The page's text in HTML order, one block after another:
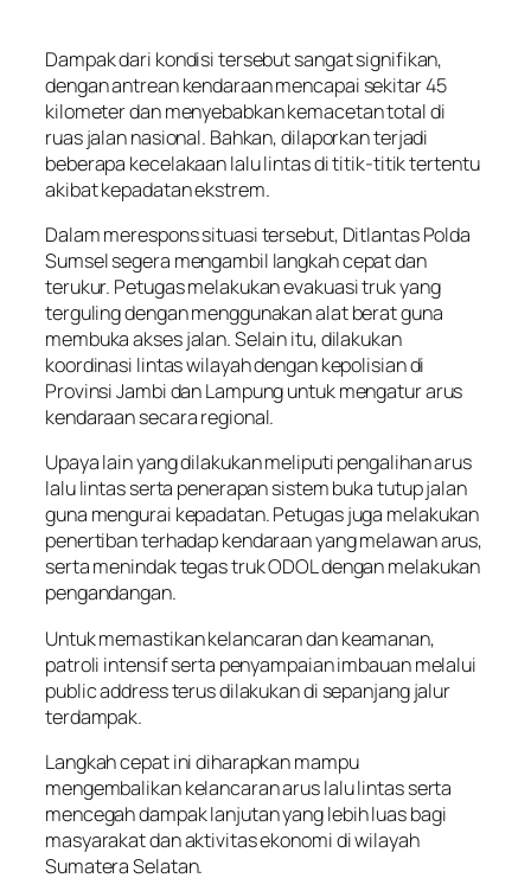
Dampak dari kondisi tersebut sangat signifikan,
dengan antrean kendaraan mencapai sekitar 45
kilometer dan menyebabkan kemacetan total di
ruas jalan nasional. Bahkan, dilaporkan terjadi
beberapa kecelakaan lalu lintas di titik-titik tertentu
akibat kepadatan ekstrem.
Dalam merespons situasi tersebut, Ditlantas Polda
Sumsel segera mengambil langkah cepat dan
terukur. Petugas melakukan evakuasi truk yang
terguling dengan menggunakan alat berat guna
membuka akses jalan. Selain itu, dilakukan
koordinasi lintas wilayah dengan kepolisian di
Provinsi Jambi dan Lampung untuk mengatur arus
kendaraan secara regional.
Upaya lain yang dilakukan meliputi pengalihan arus
lalu lintas serta penerapan sistem buka tutup jalan
guna mengurai kepadatan. Petugas juga melakukan
penertiban terhadap kendaraan yang melawan arus,
serta menindak tegas truk ODOL dengan melakukan
pengandangan.
Untuk memastikan kelancaran dan keamanan,
patroli intensif serta penyampaian imbauan melalui
public address terus dilakukan di sepanjang jalur
terdampak.
Langkah cepat ini diharapkan mampu
mengembalikan kelancaran arus lalu lintas serta
mencegah dampak lanjutan yang lebih luas bagi
masyarakat dan aktivitas ekonomi di wilayah
Sumatera Selatan.